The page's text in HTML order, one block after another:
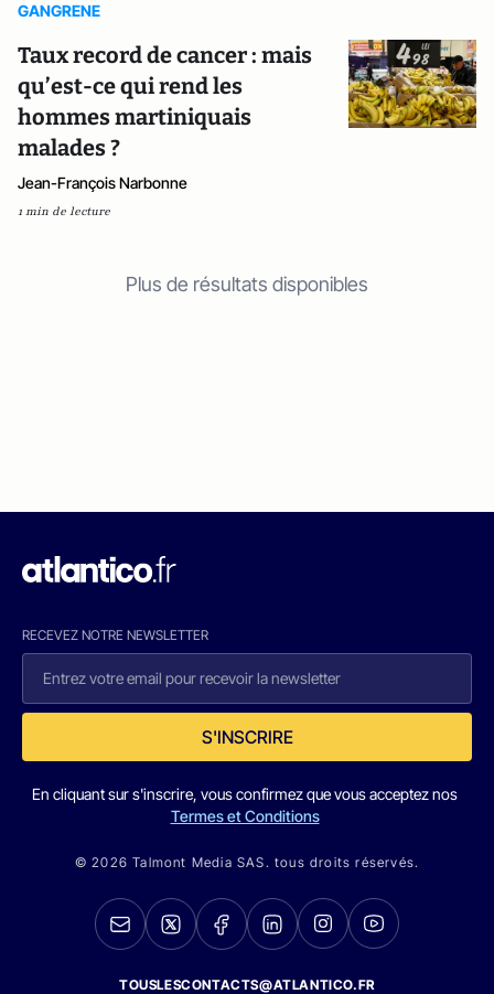
GANGRENE
Taux record de cancer : mais
qu’est-ce qui rend les
hommes martiniquais
malades ?
Jean-François Narbonne
1 min de lecture
Plus de résultats disponibles
RECEVEZ NOTRE NEWSLETTER
S'INSCRIRE
En cliquant sur s'inscrire, vous confirmez que vous acceptez nos
Termes et Conditions
© 2026 Talmont Media SAS. tous droits réservés.
TOUSLESCONTACTS@ATLANTICO.FR